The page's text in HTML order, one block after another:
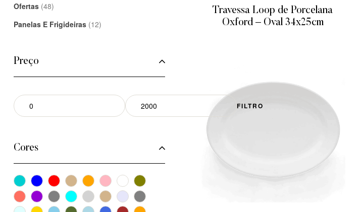
Travessa Loop de Porcelana
Oxford – Oval 34x25cm
Ofertas (48)
Panelas E Frigideiras (12)
Preço
FILTRO
Cores